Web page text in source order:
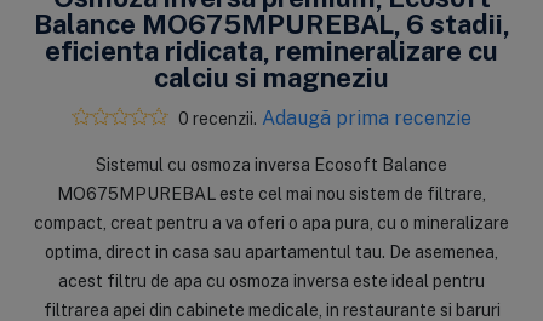
Balance MO675MPUREBAL, 6 stadii,
eficienta ridicata, remineralizare cu
calciu si magneziu
0 recenzii. Adaugă prima recenzie
​Sistemul cu osmoza inversa Ecosoft Balance
MO675MPUREBAL este cel mai nou sistem de filtrare,
compact, creat pentru a va oferi o apa pura, cu o mineralizare
optima, direct in casa sau apartamentul tau. De asemenea,
acest filtru de apa cu osmoza inversa este ideal pentru
filtrarea apei din cabinete medicale, in restaurante si baruri